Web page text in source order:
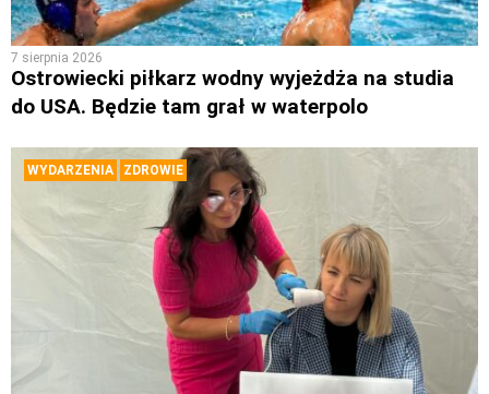
7 sierpnia 2026
Ostrowiecki piłkarz wodny wyjeżdża na studia
do USA. Będzie tam grał w waterpolo
WYDARZENIA ZDROWIE